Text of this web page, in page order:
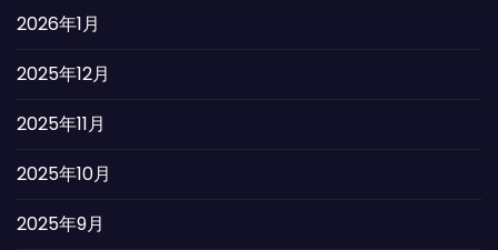
2026年1月
2025年12月
2025年11月
2025年10月
2025年9月